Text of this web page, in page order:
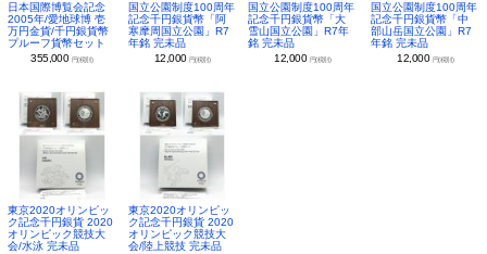
日本国際博覧会記念
2005年/愛地球博 壱
万円金貨/千円銀貨幣
プルーフ貨幣セット
355,000 円(税別)
国立公園制度100周年
記念千円銀貨幣「阿
寒摩周国立公園」R7
年銘 完未品
12,000 円(税別)
国立公園制度100周年
記念千円銀貨幣「大
雪山国立公園」R7年
銘 完未品
12,000 円(税別)
国立公園制度100周年
記念千円銀貨幣「中
部山岳国立公園」R7
年銘 完未品
12,000 円(税別)
東京2020オリンピッ
ク記念千円銀貨 2020
オリンピック競技大
会/水泳 完未品
東京2020オリンピッ
ク記念千円銀貨 2020
オリンピック競技大
会/陸上競技 完未品